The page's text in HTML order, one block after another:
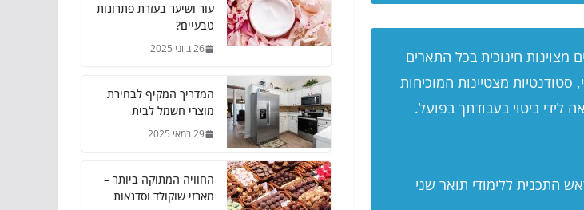
מצוינות חינוכית בכל התארים
מצטיינות המוכיחות
לידי ביטוי בעבודתך בפועל.
התכנית ללימודי תואר שני
עור ושיער בעזרת פתרונות
טבעיים?
26 ביוני 2025
המדריך המקיף לבחירת
מוצרי חשמל לבית
29 במאי 2025
החוויה המתוקה ביותר –
מארזי שוקולד וסדנאות